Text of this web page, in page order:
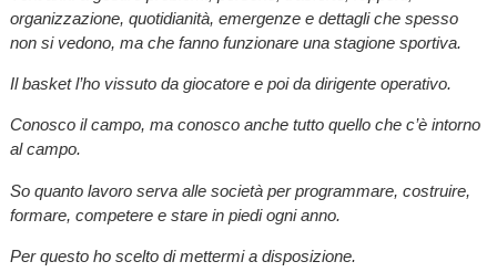
organizzazione, quotidianità, emergenze e dettagli che spesso
non si vedono, ma che fanno funzionare una stagione sportiva.
Il basket l’ho vissuto da giocatore e poi da dirigente operativo.
Conosco il campo, ma conosco anche tutto quello che c’è intorno
al campo.
So quanto lavoro serva alle società per programmare, costruire,
formare, competere e stare in piedi ogni anno.
Per questo ho scelto di mettermi a disposizione.